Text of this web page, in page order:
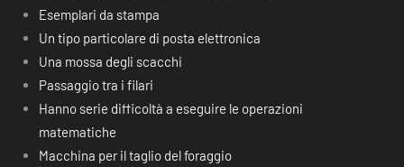
Esemplari da stampa
Un tipo particolare di posta elettronica
Una mossa degli scacchi
Passaggio tra i filari
Hanno serie difficoltà a eseguire le operazioni
matematiche
Macchina per il taglio del foraggio